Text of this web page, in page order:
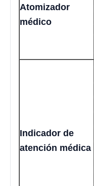
Atomizador
médico
Indicador de
atención médica